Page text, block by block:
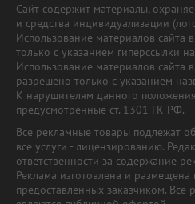
Сайт содержит материалы,
и средства индивидуализации
Использование материалов сайта
только с указанием гиперссылки
Использование материалов сайта
разрешено только с указанием
К нарушителям данного
предусмотренные ст. 1301 ГК РФ.
Все рекламные товары подлежат
все услуги - лицензированию.
ответственности за содержание
Реклама изготовлена и
предоставленных заказчиком.